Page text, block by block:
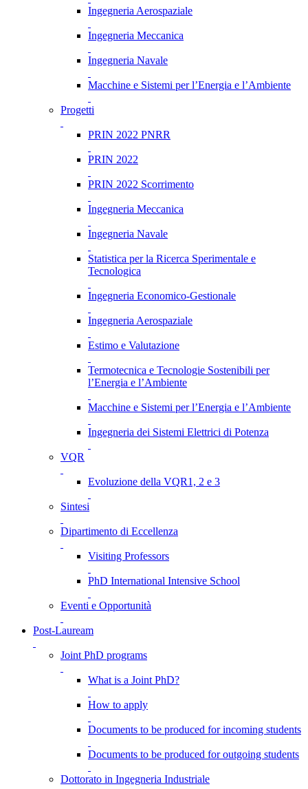
Ingegneria Aerospaziale
Ingegneria Meccanica
Ingegneria Navale
Macchine e Sistemi per l’Energia e l’Ambiente
Progetti
PRIN 2022 PNRR
PRIN 2022
PRIN 2022 Scorrimento
Ingegneria Meccanica
Ingegneria Navale
Statistica per la Ricerca Sperimentale e
Tecnologica
Ingegneria Economico-Gestionale
Ingegneria Aerospaziale
Estimo e Valutazione
Termotecnica e Tecnologie Sostenibili per
l’Energia e l’Ambiente
Macchine e Sistemi per l’Energia e l’Ambiente
Ingegneria dei Sistemi Elettrici di Potenza
VQR
Evoluzione della VQR1, 2 e 3
Sintesi
Dipartimento di Eccellenza
Visiting Professors
PhD International Intensive School
Eventi e Opportunità
Post-Lauream
Joint PhD programs
What is a Joint PhD?
How to apply
Documents to be produced for incoming students
Documents to be produced for outgoing students
Dottorato in Ingegneria Industriale